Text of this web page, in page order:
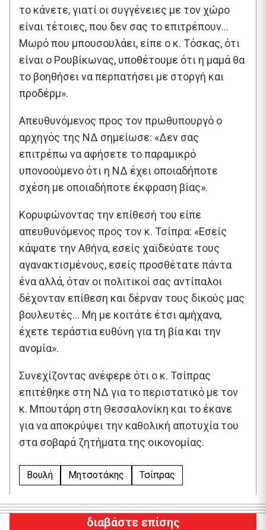
το κάνετε, γιατί οι συγγένειες με τον χώρο
είναι τέτοιες, που δεν σας το επιτρέπουν…
Μωρό που μπουσουλάει, είπε ο κ. Τόσκας, ότι
είναι ο Ρουβίκωνας, υποθέτουμε ότι η μαμά θα
το βοηθήσει να περπατήσει με στοργή και
προδέρμ».
Απευθυνόμενος προς τον πρωθυπουργό ο
αρχηγός της ΝΔ σημείωσε: «Δεν σας
επιτρέπω να αφήσετε το παραμικρό
υπονοούμενο ότι η ΝΔ έχει οποιαδήποτε
σχέση με οποιαδήποτε έκφραση βίας».
Κορυφώνοντας την επίθεσή του είπε
απευθυνόμενος προς τον κ. Τσίπρα: «Εσείς
κάψατε την Αθήνα, εσείς χαϊδεύατε τους
αγανακτισμένους, εσείς προσθέτατε πάντα
ένα αλλά, όταν οι πολιτικοί σας αντίπαλοι
δέχονταν επίθεση και δέρναν τους δικούς μας
βουλευτές… Μη με κοιτάτε έτσι αμήχανα,
έχετε τεράστια ευθύνη για τη βία και την
ανομία».
Συνεχίζοντας ανέφερε ότι ο κ. Τσίπρας
επιτέθηκε στη ΝΔ για το περιστατικό με τον
κ. Μπουτάρη στη Θεσσαλονίκη και το έκανε
για να αποκρύψει την καθολική αποτυχία του
στα σοβαρά ζητήματα της οικονομίας.
Βουλή Μητσοτάκης Τσίπρας
διαβάστε επίσης